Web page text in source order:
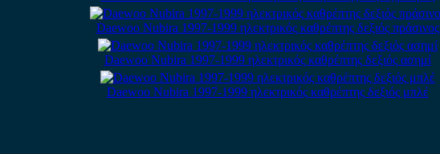
Daewoo Nubira 1997-1999 ηλεκτρικός καθρέπτης δεξιός πράσινος
Daewoo Nubira 1997-1999 ηλεκτρικός καθρέπτης δεξιός ασημί
Daewoo Nubira 1997-1999 ηλεκτρικός καθρέπτης δεξιός μπλέ